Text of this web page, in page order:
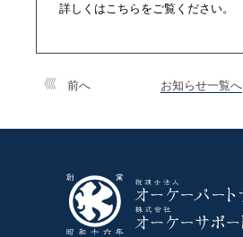
詳しくはこちらをご覧ください。
前へ お知らせ一覧へ